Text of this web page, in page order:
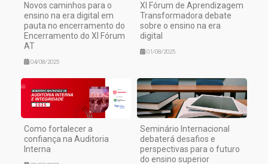
Novos caminhos para o
ensino na era digital em
pauta no encerramento do
Encerramento do XI Fórum
AT
04/08/2025
XI Fórum de Aprendizagem
Transformadora debate
sobre o ensino na era
digital
01/08/2025
Como fortalecer a
confiança na Auditoria
Interna
Seminário Internacional
debaterá desafios e
perspectivas para o futuro
do ensino superior